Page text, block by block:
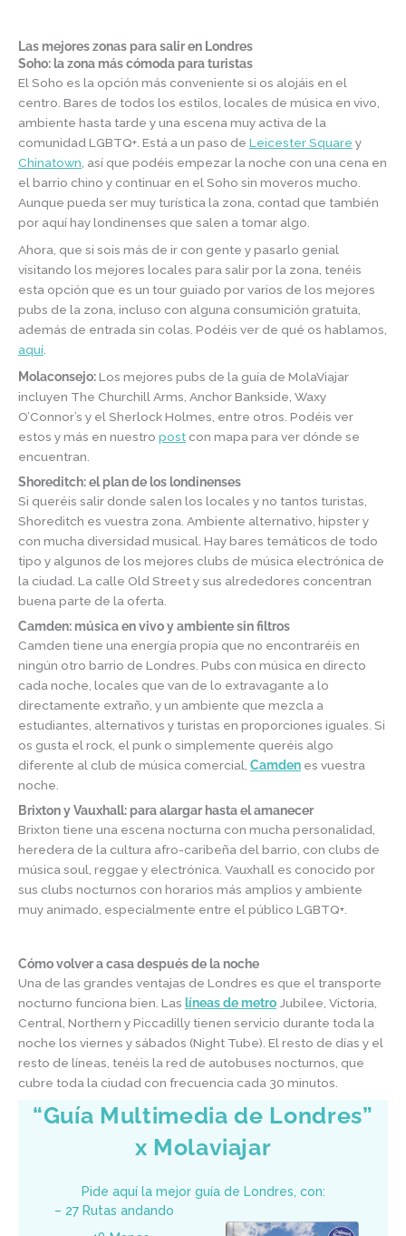
Las mejores zonas para salir en Londres
Soho: la zona más cómoda para turistas
El Soho es la opción más conveniente si os alojáis en el
centro. Bares de todos los estilos, locales de música en vivo,
ambiente hasta tarde y una escena muy activa de la
comunidad LGBTQ+. Está a un paso de Leicester Square y
Chinatown , así que podéis empezar la noche con una cena en
el barrio chino y continuar en el Soho sin moveros mucho.
Aunque pueda ser muy turística la zona, contad que también
por aquí hay londinenses que salen a tomar algo.
Ahora, que si sois más de ir con gente y pasarlo genial
visitando los mejores locales para salir por la zona, tenéis
esta opción que es un tour guiado por varios de los mejores
pubs de la zona, incluso con alguna consumición gratuita,
además de entrada sin colas. Podéis ver de qué os hablamos,
aquí
Molaconsejo:Los mejores pubs de la guía de MolaViajar
incluyen The Churchill Arms, Anchor Bankside, Waxy
O’Connor’s y el Sherlock Holmes, entre otros. Podéis ver
estos y más en nuestro post con mapa para ver dónde se
encuentran.
Shoreditch: el plan de los londinenses
Si queréis salir donde salen los locales y no tantos turistas,
Shoreditch es vuestra zona. Ambiente alternativo, hipster y
con mucha diversidad musical. Hay bares temáticos de todo
tipo y algunos de los mejores clubs de música electrónica de
la ciudad. La calle Old Street y sus alrededores concentran
buena parte de la oferta.
Camden: música en vivo y ambiente sin filtros
Camden tiene una energía propia que no encontraréis en
ningún otro barrio de Londres. Pubs con música en directo
cada noche, locales que van de lo extravagante a lo
directamente extraño, y un ambiente que mezcla a
estudiantes, alternativos y turistas en proporciones iguales. Si
os gusta el rock, el punk o simplemente queréis algo
diferente al club de música comercial, Camden es vuestra
noche.
Brixton y Vauxhall: para alargar hasta el amanecer
Brixton tiene una escena nocturna con mucha personalidad,
heredera de la cultura afro-caribeña del barrio, con clubs de
música soul, reggae y electrónica. Vauxhall es conocido por
sus clubs nocturnos con horarios más amplios y ambiente
muy animado, especialmente entre el público LGBTQ+.
Cómo volver a casa después de la noche
Una de las grandes ventajas de Londres es que el transporte
nocturno funciona bien. Las líneas de metro Jubilee, Victoria,
Central, Northern y Piccadilly tienen servicio durante toda la
noche los viernes y sábados (Night Tube). El resto de días y el
resto de líneas, tenéis la red de autobuses nocturnos, que
cubre toda la ciudad con frecuencia cada 30 minutos.
“Guía Multimedia de Londres”
x Molaviajar
Pide aquí la mejor guía de Londres, con:
– 27 Rutas andando